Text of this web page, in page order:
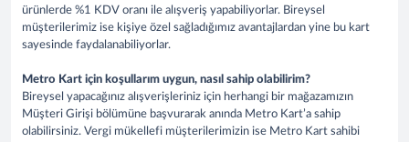
ürünlerde %1 KDV oranı ile alışveriş yapabiliyorlar. Bireysel
müşterilerimiz ise kişiye özel sağladığımız avantajlardan yine bu kart
sayesinde faydalanabiliyorlar.
Metro Kart için koşullarım uygun, nasıl sahip olabilirim?
Bireysel yapacağınız alışverişleriniz için herhangi bir mağazamızın
Müşteri Girişi bölümüne başvurarak anında Metro Kart’a sahip
olabilirsiniz. Vergi mükellefi müşterilerimizin ise Metro Kart sahibi